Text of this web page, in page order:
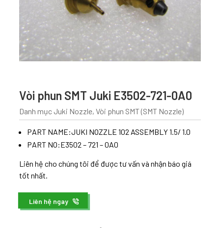
Vòi phun SMT Juki E3502-721-0A0
Danh mụcJuki Nozzle, Vòi phun SMT (SMT Nozzle)
PART NAME:JUKI NOZZLE 102 ASSEMBLY 1.5/ 1.0
PART NO:E3502 – 721 – 0A0
Liên hệ cho chúng tôi để được tư vấn và nhận báo giá
tốt nhất.
Liên hệ ngay